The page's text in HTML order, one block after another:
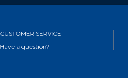
CUSTOMER SERVICE
Have a question?